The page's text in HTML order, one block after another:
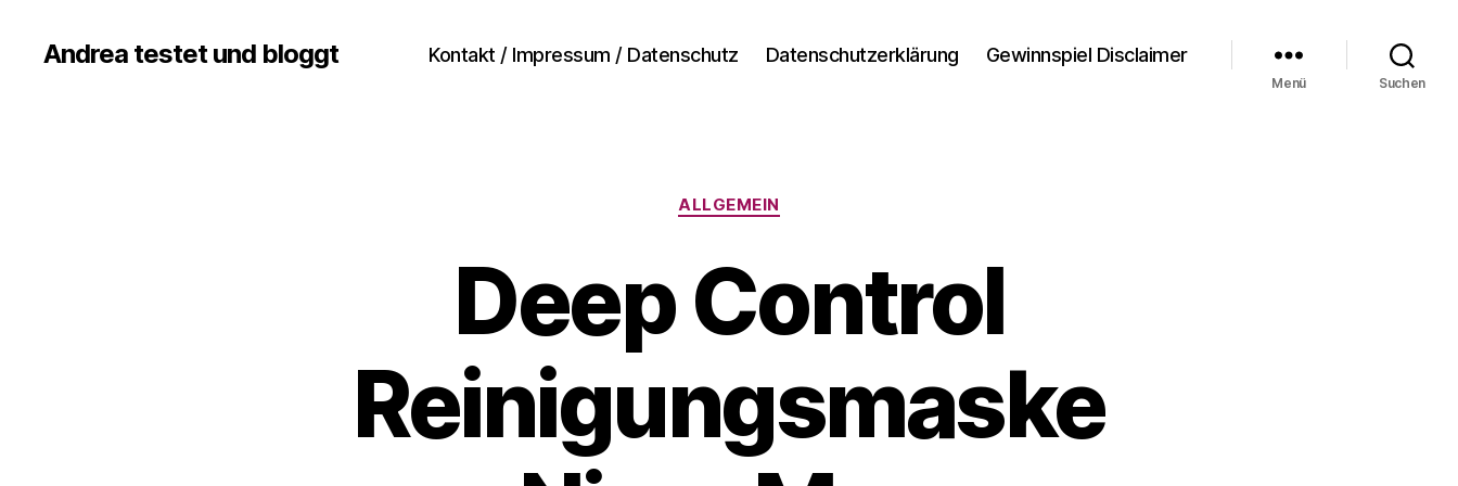
Andrea testet und bloggt Kontakt / Impressum / Datenschutz Datenschutzerklärung Gewinnspiel Disclaimer
Menü Suchen
Kategorien
ALLGEMEIN
Deep Control
Reinigungsmaske
V
o
n
d
e